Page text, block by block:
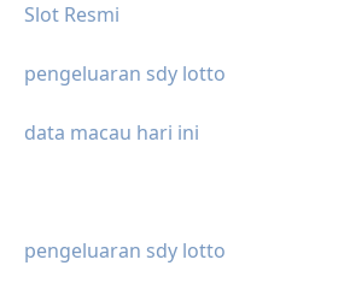
Slot Resmi
pengeluaran sdy lotto
data macau hari ini
pengeluaran sdy lotto